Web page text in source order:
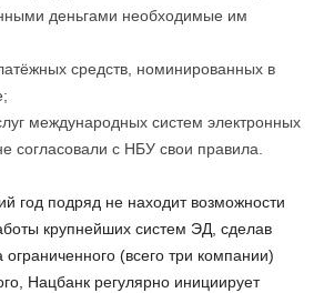
деньгами необходимые им
средств, номинированных в
международных систем электронных
согласовали с НБУ свои правила.
год подряд не находит возможности
крупнейших систем ЭД, сделав
(всего три компании)
Нацбанк регулярно инициирует